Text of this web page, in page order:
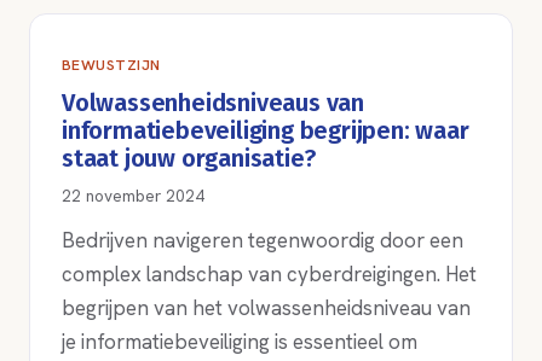
BEWUSTZIJN
Volwassenheidsniveaus van
informatiebeveiliging begrijpen: waar
staat jouw organisatie?
22 november 2024
Bedrijven navigeren tegenwoordig door een
complex landschap van cyberdreigingen. Het
begrijpen van het volwassenheidsniveau van
je informatiebeveiliging is essentieel om